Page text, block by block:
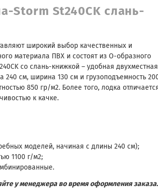
Storm St240CK слань-
широкий выбор качественных и
материала ПВХ и состоят из О-образного
со слань-книжкой – удобная двухместная
см, ширина 130 см и грузоподъемность
850 гр/м2. Более того, лодка
к качке.
моделей, начиная с длины 240 см);
1100 г/м2;
у менеджера во время оформления заказа.